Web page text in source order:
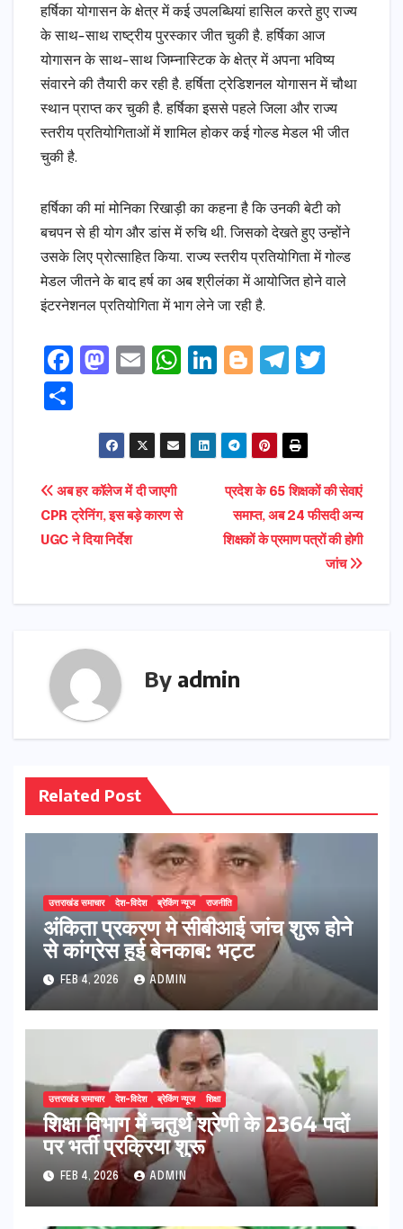
हर्षिका योगासन के क्षेत्र में कई उपलब्धियां हासिल करते हुए राज्य
के साथ-साथ राष्ट्रीय पुरस्कार जीत चुकी है. हर्षिका आज
योगासन के साथ-साथ जिम्नास्टिक के क्षेत्र में अपना भविष्य
संवारने की तैयारी कर रही है. हर्षिता ट्रेडिशनल योगासन में चौथा
स्थान प्राप्त कर चुकी है. हर्षिका इससे पहले जिला और राज्य
स्तरीय प्रतियोगिताओं में शामिल होकर कई गोल्ड मेडल भी जीत
चुकी है.
हर्षिका की मां मोनिका रिखाड़ी का कहना है कि उनकी बेटी को
बचपन से ही योग और डांस में रुचि थी. जिसको देखते हुए उन्होंने
उसके लिए प्रोत्साहित किया. राज्य स्तरीय प्रतियोगिता में गोल्ड
मेडल जीतने के बाद हर्ष का अब श्रीलंका में आयोजित होने वाले
इंटरनेशनल प्रतियोगिता में भाग लेने जा रही है.
F
o
o
M
t
d
o
E
l
W
ts
p
Li
e
n
Bl
g
r
T
gr
m r
ar
e
Post
navigation
प्रदेश के 65 शिक्षकों की सेवाएं
समाप्त, अब 24 फीसदी अन्य
शिक्षकों के प्रमाण पत्रों की होगी
जांच
अब हर कॉलेज में दी जाएगी
CPR ट्रेनिंग, इस बड़े कारण से
UGC ने दिया निर्देश
By admin
Related Post
उत्तराखंड समाचार देश-विदेश ब्रेकिंग न्यूज राजनीति
अंकिता प्रकरण मे सीबीआई जांच शुरू होने
से कांग्रेस हुई बेनकाब: भट्ट
FEB 4, 2026 ADMIN
उत्तराखंड समाचार देश-विदेश ब्रेकिंग न्यूज शिक्षा
शिक्षा विभाग में चतुर्थ श्रेणी के 2364 पदों
पर भर्ती प्रक्रिया शुरू
FEB 4, 2026 ADMIN